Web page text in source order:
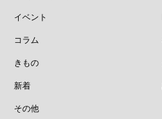
イベント
コラム
きもの
新着
その他